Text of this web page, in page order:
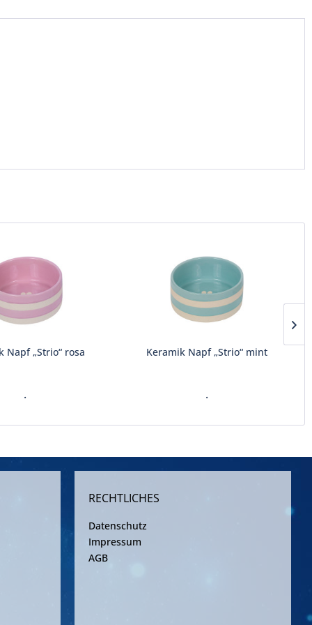
Napf „Strio“ rosa
.
Keramik Napf „Strio“ mint
.
RECHTLICHES
Datenschutz
Impressum
AGB